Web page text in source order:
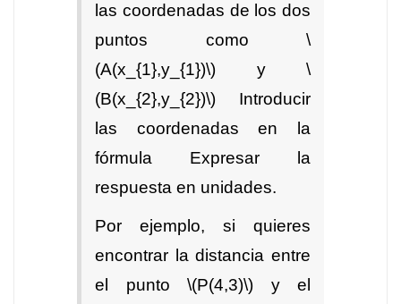
las coordenadas de los dos
puntos como \
(A(x_{1},y_{1})\) y \
(B(x_{2},y_{2})\) Introducir
las coordenadas en la
fórmula Expresar la
respuesta en unidades.
Por ejemplo, si quieres
encontrar la distancia entre
el punto \(P(4,3)\) y el